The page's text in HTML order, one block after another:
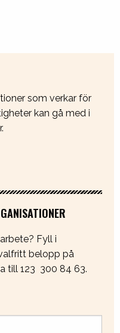
som verkar för
kan gå med i
Fyll i
belopp på
till 123 300 84 63.